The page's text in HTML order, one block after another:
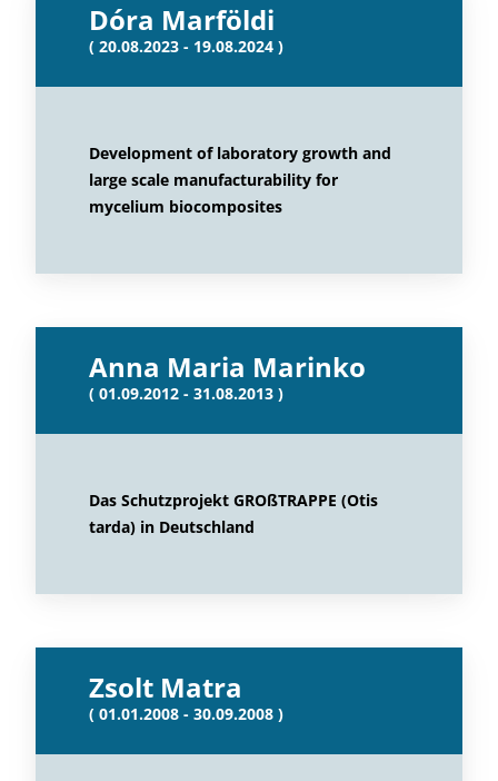
Dóra Marföldi
( 20.08.2023 - 19.08.2024 )
Development of laboratory growth and
large scale manufacturability for
mycelium biocomposites
Anna Maria Marinko
( 01.09.2012 - 31.08.2013 )
Das Schutzprojekt GROßTRAPPE (Otis
tarda) in Deutschland
Zsolt Matra
( 01.01.2008 - 30.09.2008 )